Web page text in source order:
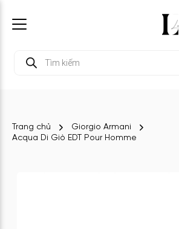
kiếm
Trang chủ
Giorgio Armani
Acqua Di Giò EDT Pour Homme